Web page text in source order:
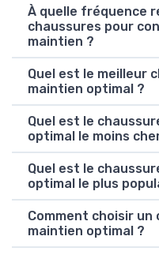
À quelle fréquence
chaussures pour
maintien ?
Quel est le meilleur
maintien optimal ?
Quel est le
optimal le moins
Quel est le
optimal le plus
Comment choisir un
maintien optimal ?